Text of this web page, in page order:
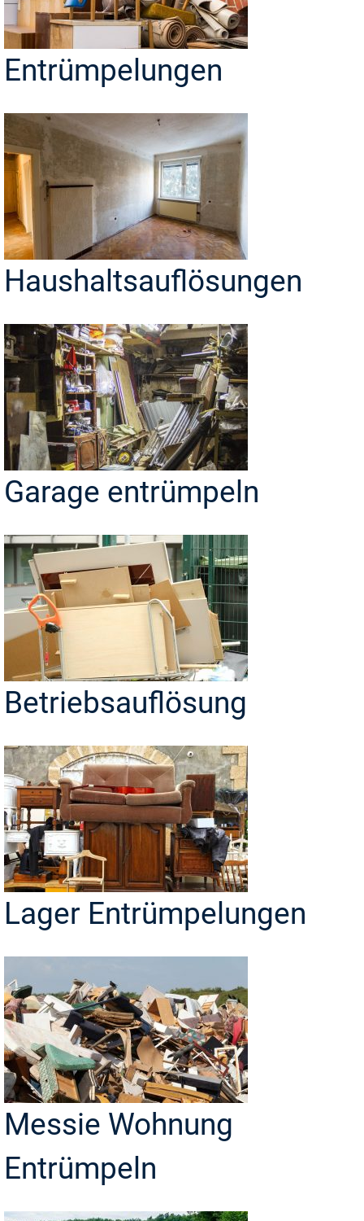
Entrümpelungen
Haushaltsauflösungen
Garage entrümpeln
Betriebsauflösung
Lager Entrümpelungen
Messie Wohnung
Entrümpeln